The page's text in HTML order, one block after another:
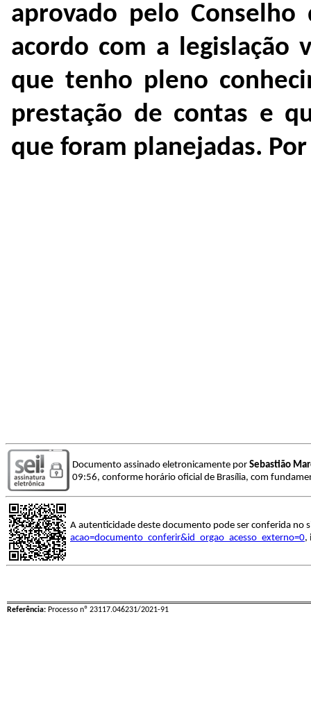
aprovado pelo
acordo com a legislação
que tenho pleno
prestação de contas e
que foram planejadas.
Documento assinado eletronicamente por Sebastião
09:56, conforme horário oficial de Brasília, com
A autenticidade deste documento pode ser conferida no
acao=documento_conferir&id_orgao_acesso_externo=0,
Referência: Processo nº 23117.046231/2021-91